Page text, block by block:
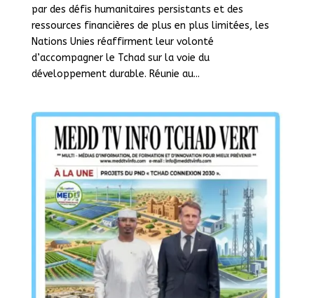
par des défis humanitaires persistants et des
ressources financières de plus en plus limitées, les
Nations Unies réaffirment leur volonté
d’accompagner le Tchad sur la voie du
développement durable. Réunie au...